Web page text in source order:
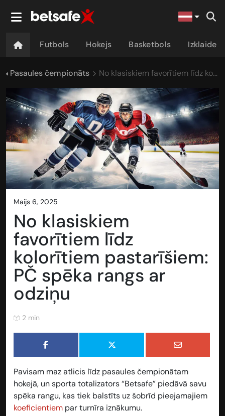
Futbols Hokejs Basketbols Izklaide
Pasaules čempionāts No klasiskiem favorītiem līdz kolorītiem pastarīšiem: PČ spēka rangs ar odziņu
maijs 6, 2025
No klasiskiem
favorītiem līdz
kolorītiem pastarīšiem:
PČ spēka rangs ar
odziņu
2 min
Pavisam maz atlicis līdz pasaules čempionātam
hokejā, un sporta totalizators “Betsafe” piedāvā savu
spēka rangu, kas tiek balstīts uz šobrīd pieejamajiem
koeficientiem par turnīra iznākumu.